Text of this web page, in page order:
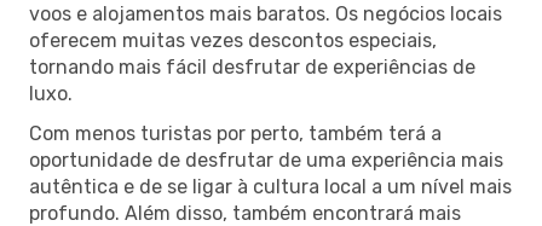
voos e alojamentos mais baratos. Os negócios locais
oferecem muitas vezes descontos especiais,
tornando mais fácil desfrutar de experiências de
luxo.
Com menos turistas por perto, também terá a
oportunidade de desfrutar de uma experiência mais
autêntica e de se ligar à cultura local a um nível mais
profundo. Além disso, também encontrará mais